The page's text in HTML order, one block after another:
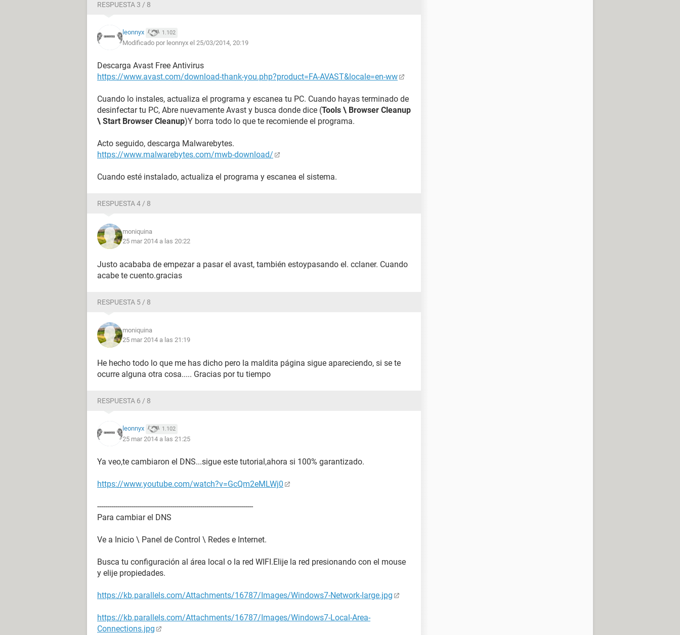
RESPUESTA 3 / 8
leonnyx 1.102
Modificado por leonnyx el 25/03/2014, 20:19
Descarga Avast Free Antivirus
https://www.avast.com/download-thank-you.php?product=FA-AVAST&locale=en-ww
Cuando lo instales, actualiza el programa y escanea tu PC. Cuando hayas terminado de
desinfectar tu PC, Abre nuevamente Avast y busca donde dice (Tools \ Browser Cleanup
\ Start Browser Cleanup)Y borra todo lo que te recomiende el programa.
Acto seguido, descarga Malwarebytes.
https://www.malwarebytes.com/mwb-download/
Cuando esté instalado, actualiza el programa y escanea el sistema.
RESPUESTA 4 / 8
moniquina
25 mar 2014 a las 20:22
Justo acababa de empezar a pasar el avast, también estoypasando el. cclaner. Cuando
acabe te cuento.gracias
RESPUESTA 5 / 8
moniquina
25 mar 2014 a las 21:19
He hecho todo lo que me has dicho pero la maldita página sigue apareciendo, si se te
ocurre alguna otra cosa..... Gracias por tu tiempo
RESPUESTA 6 / 8
leonnyx 1.102
25 mar 2014 a las 21:25
Ya veo,te cambiaron el DNS...sigue este tutorial,ahora si 100% garantizado.
https://www.youtube.com/watch?v=GcQm2eMLWj0
-----------------------------------------------------------------------------
Para cambiar el DNS
Ve a Inicio \ Panel de Control \ Redes e Internet.
Busca tu configuración al área local o la red WIFI.Elije la red presionando con el mouse
y elije propiedades.
https://kb.parallels.com/Attachments/16787/Images/Windows7-Network-large.jpg
https://kb.parallels.com/Attachments/16787/Images/Windows7-Local-Area-
Connections.jpg